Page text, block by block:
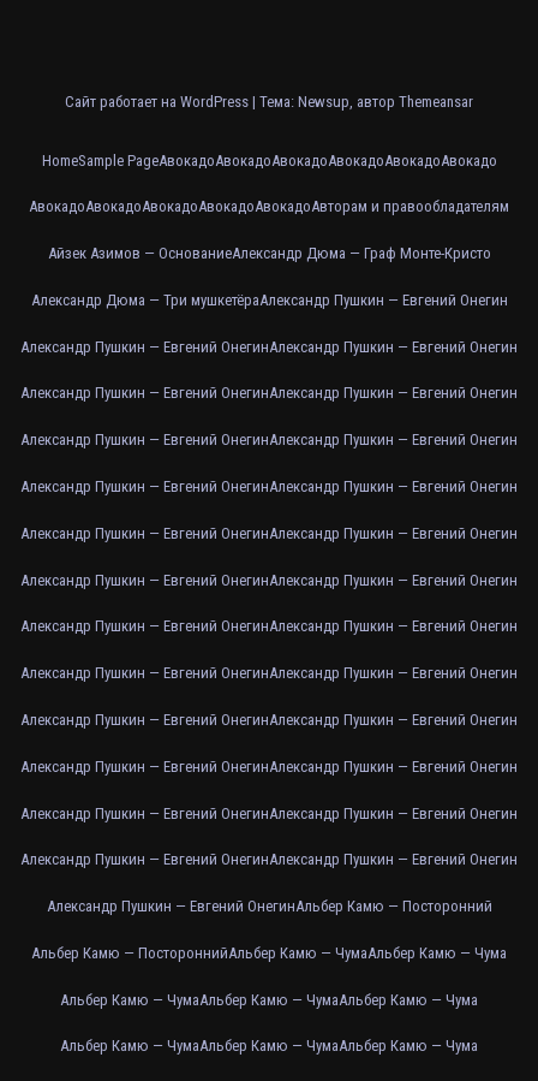
Сайт работает на WordPress | Тема: Newsup, автор Themeansar
HomeSample PageАвокадоАвокадоАвокадоАвокадоАвокадоАвокадо
АвокадоАвокадоАвокадоАвокадоАвокадоАвторам и правообладателям
Айзек Азимов — ОснованиеАлександр Дюма — Граф Монте-Кристо
Александр Дюма — Три мушкетёраАлександр Пушкин — Евгений Онегин
Александр Пушкин — Евгений ОнегинАлександр Пушкин — Евгений Онегин
Александр Пушкин — Евгений ОнегинАлександр Пушкин — Евгений Онегин
Александр Пушкин — Евгений ОнегинАлександр Пушкин — Евгений Онегин
Александр Пушкин — Евгений ОнегинАлександр Пушкин — Евгений Онегин
Александр Пушкин — Евгений ОнегинАлександр Пушкин — Евгений Онегин
Александр Пушкин — Евгений ОнегинАлександр Пушкин — Евгений Онегин
Александр Пушкин — Евгений ОнегинАлександр Пушкин — Евгений Онегин
Александр Пушкин — Евгений ОнегинАлександр Пушкин — Евгений Онегин
Александр Пушкин — Евгений ОнегинАлександр Пушкин — Евгений Онегин
Александр Пушкин — Евгений ОнегинАлександр Пушкин — Евгений Онегин
Александр Пушкин — Евгений ОнегинАлександр Пушкин — Евгений Онегин
Александр Пушкин — Евгений ОнегинАлександр Пушкин — Евгений Онегин
Александр Пушкин — Евгений ОнегинАльбер Камю — Посторонний
Альбер Камю — ПостороннийАльбер Камю — ЧумаАльбер Камю — Чума
Альбер Камю — ЧумаАльбер Камю — ЧумаАльбер Камю — Чума
Альбер Камю — ЧумаАльбер Камю — ЧумаАльбер Камю — Чума